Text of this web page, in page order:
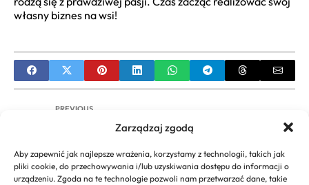
Zarządzaj zgodą
Aby zapewnić jak najlepsze wrażenia, korzystamy z technologii, takich jak
pliki cookie, do przechowywania i/lub uzyskiwania dostępu do informacji o
urządzeniu. Zgoda na te technologie pozwoli nam przetwarzać dane, takie
własny biznes na wsi!
PREVIOUS
Gry Planszowe Biznesowe: Innowacyjne Narzędzie
NEXT